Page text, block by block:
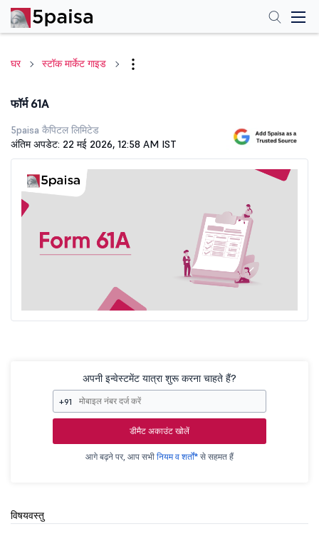
घर स्टॉक मार्केट गाइड
फॉर्म 61A
5paisa कैपिटल लिमिटेड
अंतिम अपडेट: 22 मई 2026, 12:58 AM IST
अपनी इन्वेस्टमेंट यात्रा शुरू करना चाहते हैं?
+91
डीमैट अकाउंट खोलें
आगे बढ़ने पर, आप सभी नियम व शर्तों* से सहमत हैं
विषयवस्तु